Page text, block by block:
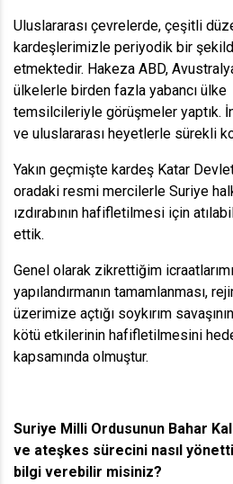
Uluslararası çevrelerde, çeşitli
kardeşlerimizle periyodik bir
etmektedir. Hakeza ABD,
ülkelerle birden fazla yabancı ülke
temsilcileriyle görüşmeler yaptık.
ve uluslararası heyetlerle sürekli
Yakın geçmişte kardeş Katar
oradaki resmi mercilerle Suriye
ızdırabının hafifletilmesi için
ettik.
Genel olarak zikrettiğim
yapılandırmanın tamamlanması,
üzerimize açtığı soykırım
kötü etkilerinin hafifletilmesini
kapsamında olmuştur.
Suriye Milli Ordusunun Bahar
ve ateşkes sürecini nasıl
bilgi verebilir misiniz?